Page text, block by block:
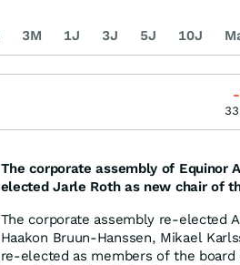
The corporate assembly of Equinor
elected Jarle Roth as new chair of
The corporate assembly re-elected
Haakon Bruun-Hanssen, Mikael
re-elected as members of the
3M 1J 3J 5J 10J